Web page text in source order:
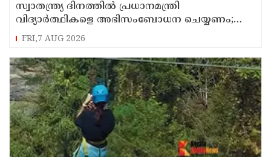
സ്വാതന്ത്ര്യ ദിനത്തില്‍ പ്രധാനമന്ത്രി
വിദ്യാര്‍ത്ഥികളെ അഭിസംബോധന ചെയ്യണം;
ആവശ്യവുമായി അഭിജീത് ദീപ്കെ
FRI,7 AUG 2026